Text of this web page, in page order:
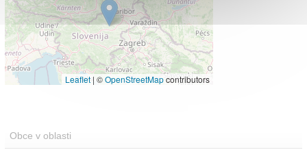
Leaflet | ©OpenStreetMapcontributors
Obce v oblasti